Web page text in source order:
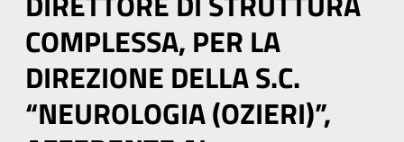
COMPLESSA, PER LA
DIREZIONE DELLA S.C.
“NEUROLOGIA (OZIERI)”,